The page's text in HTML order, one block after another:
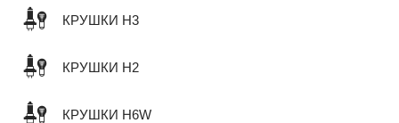
КРУШКИ H3
КРУШКИ H2
КРУШКИ H6W